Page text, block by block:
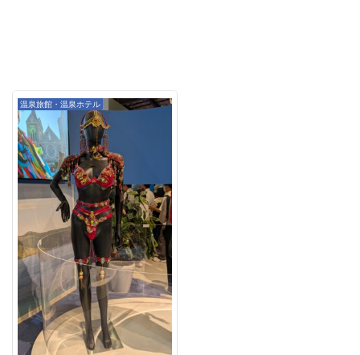
温泉旅館・温泉ホテル